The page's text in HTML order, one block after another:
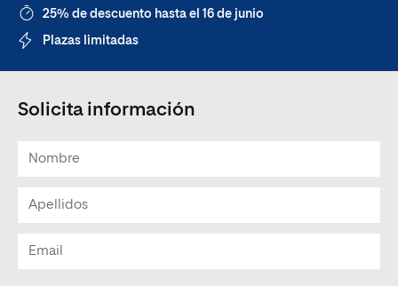
25% de descuento hasta el 16 de junio
Plazas limitadas
Solicita información